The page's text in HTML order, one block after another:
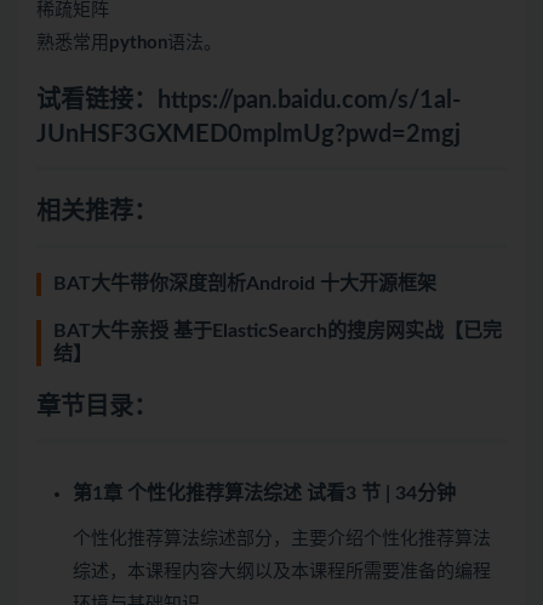
稀疏矩阵
熟悉常用 python语法。
试看链接：
https://pan.baidu.com/s/1al-
JUnHSF3GXMED0mplmUg?pwd=2mgj
相关推荐：
BAT大牛带你深度剖析Android 十大开源框架
BAT大牛亲授 基于ElasticSearch的搜房网实战【已完
结】
章节目录：
第1章 个性化推荐算法综述 试看3 节 | 34分钟
个性化推荐算法综述部分，主要介绍个性化推荐算法
综述，本课程内容大纲以及本课程所需要准备的编程